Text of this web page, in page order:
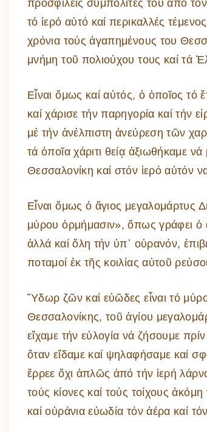
προσφιλεῖς συμπολίτες του ἀπό
τό ἱερό αὐτό καί περικαλλές
χρόνια τούς ἀγαπημένους του
μνήμη τοῦ πολιούχου τους καί τά
Εἶναι ὅμως καί αὐτός, ὁ ὁποῖος
καί χάρισε τήν παρηγορία καί τήν
μέ τήν ἀνέλπιστη ἀνεύρεση τῶν
τά ὁποῖα χάριτι θείᾳ ἀξιωθήκαμε
Θεσσαλονίκη καί στόν ἱερό αὐτόν
Εἶναι ὅμως ὁ ἅγιος μεγαλομάρτυς
μύρου ὁρμήμασιν», ὅπως γράφει ὁ
ἀλλά καί ὅλη τήν ὑπ᾽ οὐρανόν,
ποταμοί ἐκ τῆς κοιλίας αὐτοῦ
Ὕδωρ ζῶν καί εὐῶδες εἶναι τό
Θεσσαλονίκης, τοῦ ἁγίου
εἴχαμε τήν εὐλογία νά ζήσουμε
ὅταν εἴδαμε καί ψηλαφήσαμε καί
ἔρρεε ὄχι ἁπλῶς ἀπό τήν ἱερή
τούς κίονες καί τούς τοίχους
καί οὐράνια εὐωδία τόν ἀέρα καί